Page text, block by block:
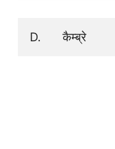
D.      कैम्ब्रे